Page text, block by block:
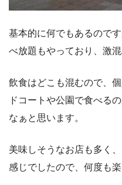
基本的に何でもあるので
べ放題もやっており、激混
飲食はどこも混むので、
ドコートや公園で食べる
なぁと思います。
美味しそうなお店も多く
感じでしたので、何度も